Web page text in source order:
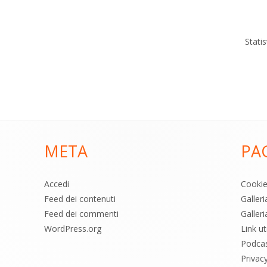
META
Accedi
Feed dei contenuti
Feed dei commenti
WordPress.org
Link